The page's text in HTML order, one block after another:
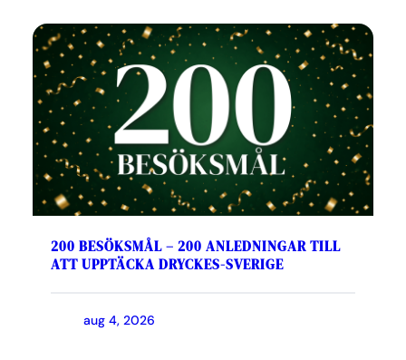
200 BESÖKSMÅL – 200 ANLEDNINGAR TILL
ATT UPPTÄCKA DRYCKES-SVERIGE
aug 4, 2026